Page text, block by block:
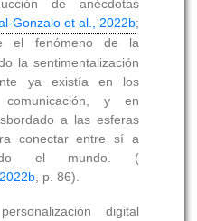
de anécdotas
Gonzalo et al., 2022b;
el fenómeno de la
la sentimentalización
ya existía en los
y en
a las esferas
conectar entre sí a
el mundo. (
, p. 86).
digital